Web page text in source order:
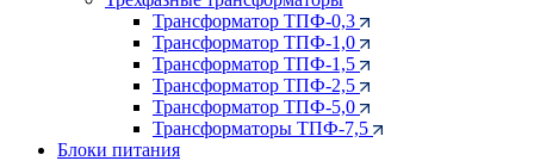
Трансформатор ТПФ-0,3
Трансформатор ТПФ-1,0
Трансформатор ТПФ-1,5
Трансформатор ТПФ-2,5
Трансформатор ТПФ-5,0
Трансформаторы ТПФ-7,5
Блоки питания